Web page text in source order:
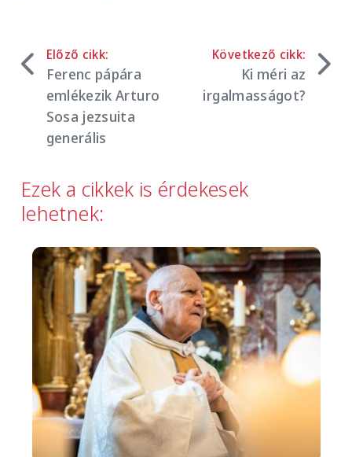
Előző cikk:
Ferenc pápára
emlékezik Arturo
Sosa jezsuita
generális
Következő cikk:
Ki méri az
irgalmasságot?
Ezek a cikkek is érdekesek
lehetnek:
Image